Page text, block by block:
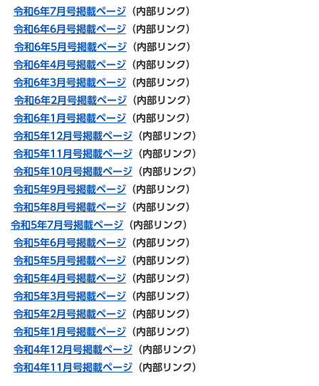
令和6年7月号掲載ページ （内部リンク）
令和6年6月号掲載ページ （内部リンク）
令和6年5月号掲載ページ （内部リンク）
令和6年4月号掲載ページ （内部リンク）
令和6年3月号掲載ページ （内部リンク）
令和6年2月号掲載ページ （内部リンク）
令和6年1月号掲載ページ （内部リンク）
令和5年12月号掲載ページ （内部リンク）
令和5年11 月号掲載ページ （内部リンク）
令和5年10月号掲載ページ （内部リンク）
令和5年9月号掲載ページ （内部リンク）
令和5年8月号掲載ページ （内部リンク）
令和5年7月号掲載ページ （内部リンク）
令和5年6月号掲載ページ （内部リンク）
令和5年5月号掲載ページ （内部リンク）
令和5年4月号掲載ページ （内部リンク）
令和5年3月号掲載ページ （内部リンク）
令和5年2月号掲載ページ （内部リンク）
令和5年1月号掲載ページ （内部リンク）
令和4年12月号掲載ページ （内部リンク）
令和4年11月号掲載ページ （内部リンク）